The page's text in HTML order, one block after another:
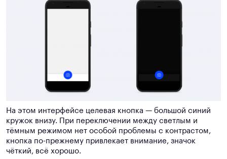
На этом интерфейсе целевая кнопка — большой синий
кружок внизу. При переключении между светлым и
тёмным режимом нет особой проблемы с контрастом,
кнопка по-прежнему привлекает внимание, значок
чёткий, всё хорошо.